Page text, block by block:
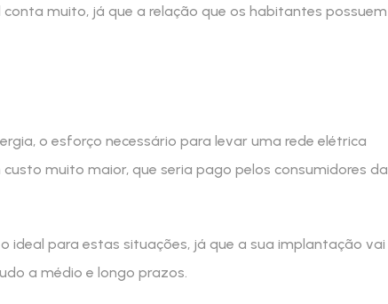
muito, já que a relação que os habitantes possuem
o esforço necessário para levar uma rede elétrica
muito maior, que seria pago pelos consumidores da
ideal para estas situações, já que a sua implantação vai
a médio e longo prazos.